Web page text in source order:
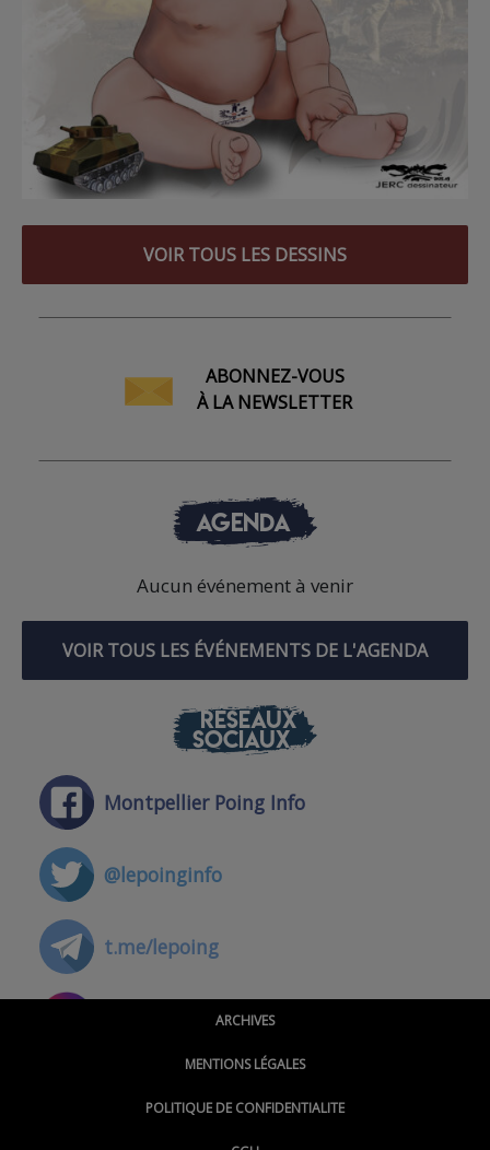
VOIR TOUS LES DESSINS
ABONNEZ-VOUS
À LA NEWSLETTER
AGENDA
Aucun événement à venir
VOIR TOUS LES ÉVÉNEMENTS DE L'AGENDA
RÉSEAUX
SOCIAUX
Montpellier Poing Info
@lepoinginfo
t.me/lepoing
@montpellierpoinginfo
ARCHIVES
MENTIONS LÉGALES
POLITIQUE DE CONFIDENTIALITE